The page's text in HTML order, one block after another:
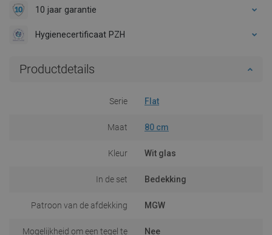
10 jaar garantie
Hygienecertificaat PZH
Productdetails
Serie Flat
Maat 80 cm
Kleur Wit glas
In de set Bedekking
Patroon van de afdekking MGW
Mogelijkheid om een tegel te
Nee